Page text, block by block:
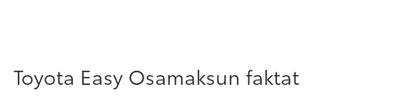
Toyota Easy Osamaksun faktat